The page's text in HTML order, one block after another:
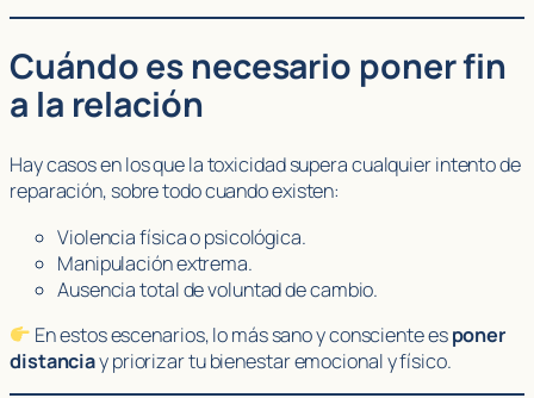
Cuándo es necesario poner fin
a la relación
Hay casos en los que la toxicidad supera cualquier intento de
reparación, sobre todo cuando existen:
Violencia física o psicológica.
Manipulación extrema.
Ausencia total de voluntad de cambio.
En estos escenarios, lo más sano y consciente esponer
distanciay priorizar tu bienestar emocional y físico.